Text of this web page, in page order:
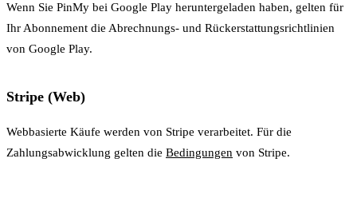
Wenn Sie PinMy bei Google Play heruntergeladen haben, gelten für
Ihr Abonnement die Abrechnungs- und Rückerstattungsrichtlinien
von Google Play.
Stripe (Web)
Webbasierte Käufe werden von Stripe verarbeitet. Für die
Zahlungsabwicklung gelten die Bedingungen von Stripe.